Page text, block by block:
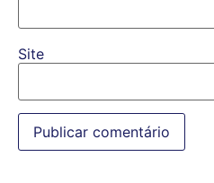
Site